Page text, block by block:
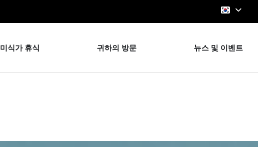
미식가 휴식 귀하의 방문 뉴스 및 이벤트